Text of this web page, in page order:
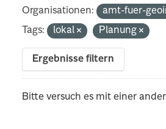
Organisationen:
amt-fuer-
Tags:
lokal Planung
Ergebnisse filtern
Bitte versuch es mit einer